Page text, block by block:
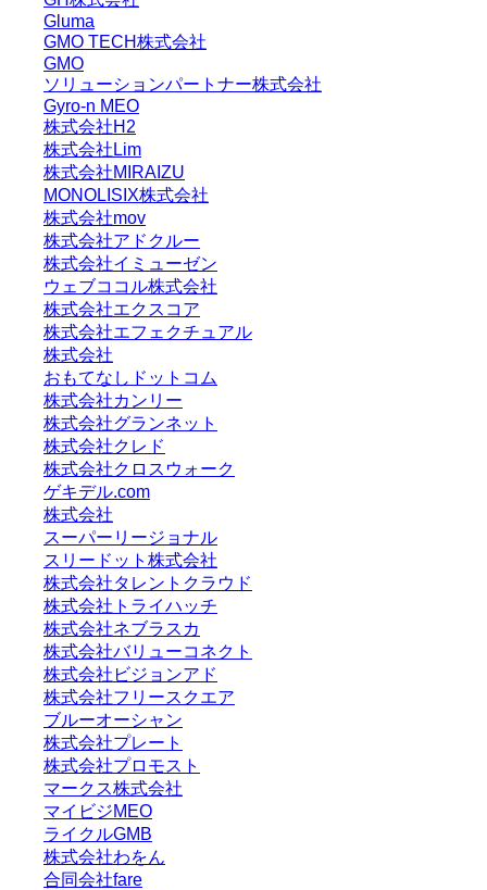
Gluma
GMO TECH株式会社
GMO
ソリューションパートナー株式会社
Gyro-n MEO
株式会社H2
株式会社Lim
株式会社MIRAIZU
MONOLISIX株式会社
株式会社mov
株式会社アドクルー
株式会社イミューゼン
ウェブココル株式会社
株式会社エクスコア
株式会社エフェクチュアル
株式会社
おもてなしドットコム
株式会社カンリー
株式会社グランネット
株式会社クレド
株式会社クロスウォーク
ゲキデル.com
株式会社
スーパーリージョナル
スリードット株式会社
株式会社タレントクラウド
株式会社トライハッチ
株式会社ネブラスカ
株式会社バリューコネクト
株式会社ビジョンアド
株式会社フリースクエア
ブルーオーシャン
株式会社プレート
株式会社プロモスト
マークス株式会社
マイビジMEO
ライクルGMB
株式会社わをん
合同会社fare